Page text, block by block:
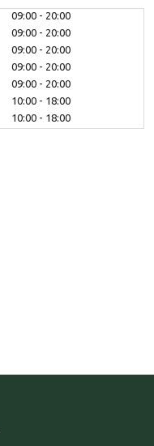
09:00
20:00
09:00
20:00
09:00
20:00
09:00
20:00
09:00
20:00
10:00
18:00
10:00 18:00